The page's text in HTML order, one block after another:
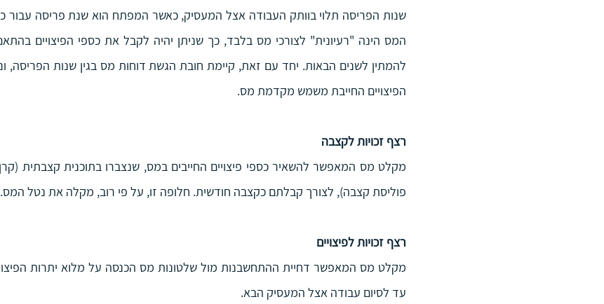
הפיצויים החייבת משמש מקדמת מס.
רצף זכויות לקצבה
פוליסת קצבה), לצורך קבלתם כקצבה חודשית. חלופה זו, על פי רוב, מקלה את נטל המס.
רצף זכויות לפיצויים
עד לסיום עבודה אצל המעסיק הבא.